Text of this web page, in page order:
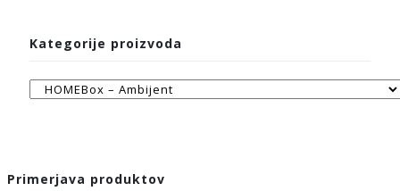
Kategorije proizvoda
Primerjava produktov